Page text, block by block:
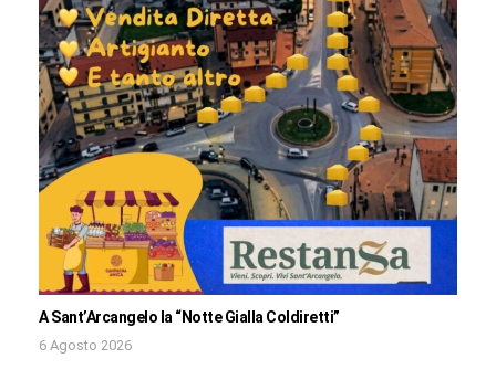
A Sant’Arcangelo la “Notte Gialla Coldiretti”
6 Agosto 2026